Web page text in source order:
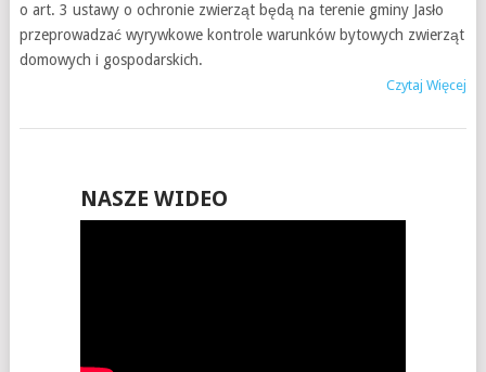
o art. 3 ustawy o ochronie zwierząt będą na terenie gminy Jasło
przeprowadzać wyrywkowe kontrole warunków bytowych zwierząt
domowych i gospodarskich.
Czytaj Więcej
NASZE WIDEO